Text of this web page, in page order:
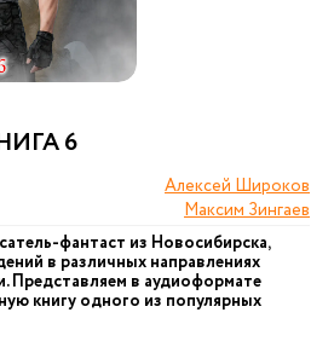
6
Алексей Широков
Максим Зингаев
фантаст из Новосибирска,
в различных направлениях
Представляем в аудиоформате
книгу одного из популярных